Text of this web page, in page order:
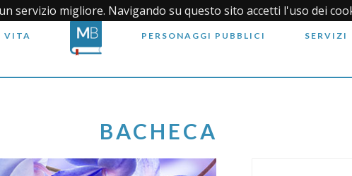
servizio migliore. Navigando su questo sito accetti l'uso dei
VITA PERSONAGGI PUBBLICI SERVIZI
BACHECA